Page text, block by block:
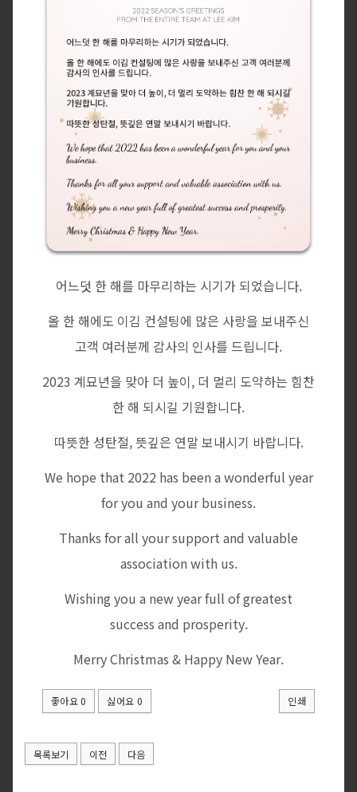
어느덧 한 해를 마무리하는 시기가 되었습니다.
올 한 해에도 이김 컨설팅에 많은 사랑을 보내주신
고객 여러분께 감사의 인사를 드립니다.
2023 계묘년을 맞아 더 높이, 더 멀리 도약하는 힘찬
한 해 되시길 기원합니다.
따뜻한 성탄절, 뜻깊은 연말 보내시기 바랍니다.
We hope that 2022 has been a wonderful year
for you and your business.
Thanks for all your support and valuable
association with us.
Wishing you a new year full of greatest
success and prosperity.
Merry Christmas & Happy New Year.
좋아요0 싫어요 0 인쇄
목록보기 이전 다음